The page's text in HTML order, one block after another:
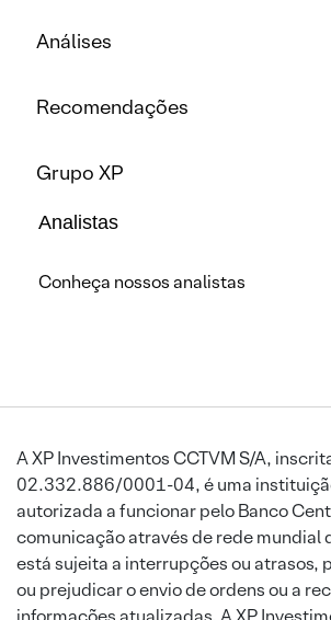
Análises
Recomendações
Grupo XP
Analistas
Conheça nossos analistas
A XP Investimentos CCTVM S/A,
02.332.886/0001-04, é uma
autorizada a funcionar pelo Banco
comunicação através de rede mundial
está sujeita a interrupções ou atrasos,
ou prejudicar o envio de ordens ou a